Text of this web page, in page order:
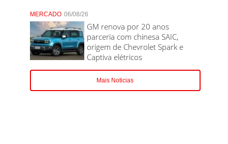
MERCADO 06/08/26
GM renova por 20 anos
parceria com chinesa SAIC,
origem de Chevrolet Spark e
Captiva elétricos
Mais Noticias